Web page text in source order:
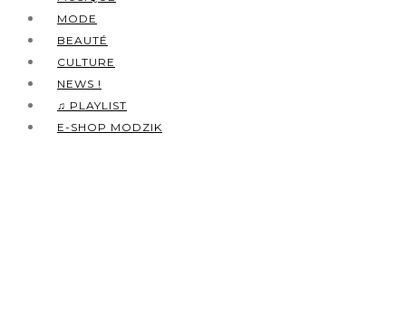
MODE
BEAUTÉ
CULTURE
NEWS !
♫ PLAYLIST
E-SHOP MODZIK